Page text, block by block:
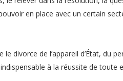
en place avec un certain
le divorce de l’appareil d’État, du
à la réussite de toute